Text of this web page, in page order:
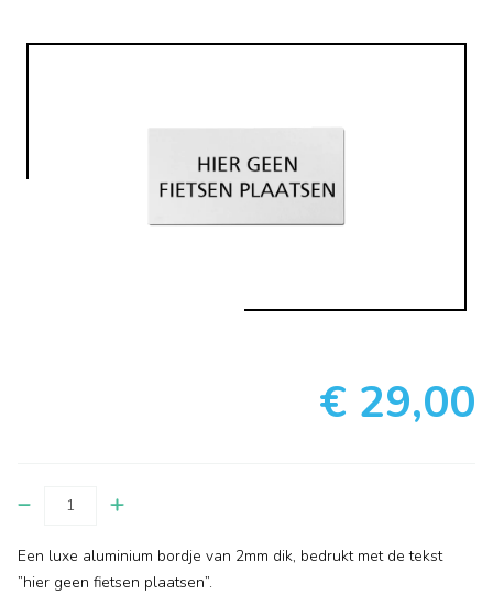
€ 29,00
Een luxe aluminium bordje van 2mm dik, bedrukt met de tekst
”hier geen fietsen plaatsen”.